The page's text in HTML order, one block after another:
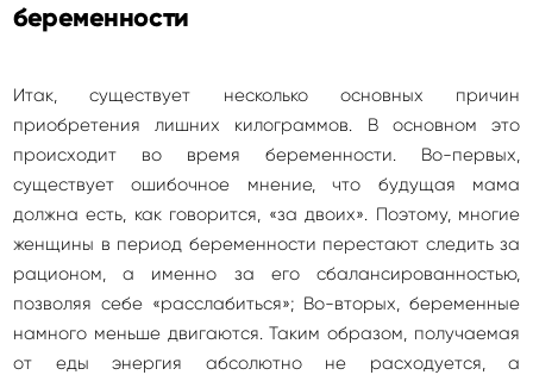
беременности
Итак, существует несколько основных причин
приобретения лишних килограммов. В основном это
происходит во время беременности. Во-первых,
существует ошибочное мнение, что будущая мама
должна есть, как говорится, «за двоих». Поэтому, многие
женщины в период беременности перестают следить за
рационом, а именно за его сбалансированностью,
позволяя себе «расслабиться»; Во-вторых, беременные
намного меньше двигаются. Таким образом, получаемая
от еды энергия абсолютно не расходуется, а